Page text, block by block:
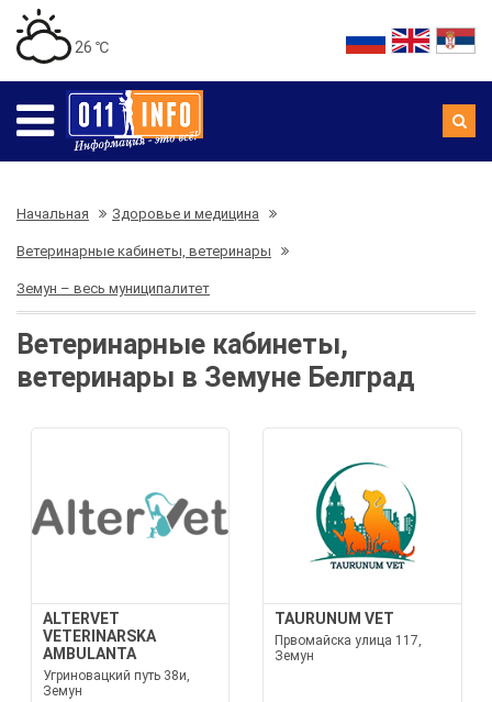
26 ℃
Начальная Здоровье и медицина
Ветеринарные кабинеты, ветеринары
Земун – весь муниципалитет
Ветеринарные кабинеты,
ветеринары в Земуне Белград
ALTERVET
VETERINARSKA
AMBULANTA
Угриновацкий путь 38и,
Земун
TAURUNUM VET
Првомайска улица 117,
Земун